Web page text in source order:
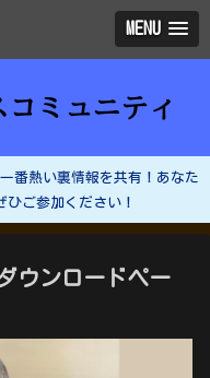
MENU
番熱い裏情報を共有！あなた
ご参加ください！
ウンロードペー